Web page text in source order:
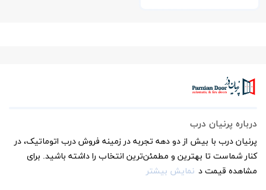
درباره پرنیان درب
پرنیان درب با بیش از دو دهه تجربه در زمینه فروش درب اتوماتیک، در
کنار شماست تا بهترین و مطمئن‌ترین انتخاب را داشته باشید. برای
مشاهده قیمت د نمایش بیشتر